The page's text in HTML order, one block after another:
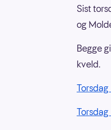
Sist
og
Begge
kveld.